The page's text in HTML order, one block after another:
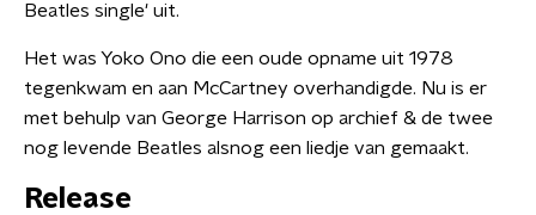
Beatles single' uit.
Het was Yoko Ono die een oude opname uit 1978
tegenkwam en aan McCartney overhandigde. Nu is er
met behulp van George Harrison op archief & de twee
nog levende Beatles alsnog een liedje van gemaakt.
Release